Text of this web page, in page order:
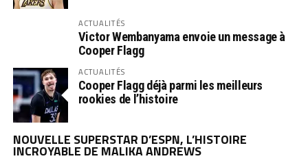
ACTUALITÉS
Victor Wembanyama envoie un message à
Cooper Flagg
ACTUALITÉS
Cooper Flagg déjà parmi les meilleurs
rookies de l’histoire
NOUVELLE SUPERSTAR D’ESPN, L’HISTOIRE
INCROYABLE DE MALIKA ANDREWS